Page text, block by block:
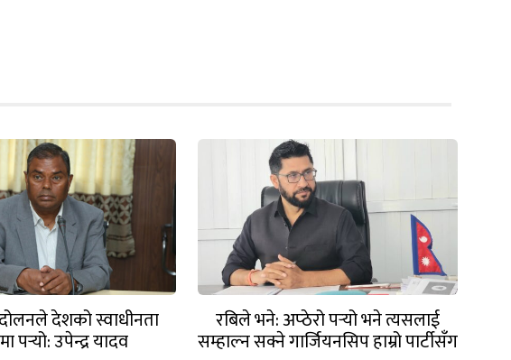
देशको स्वाधीनता
पर्‍यो: उपेन्द्र यादव
रबिले भने: अप्ठेरो पर्‍यो भने त्यसलाई
सम्हाल्न सक्ने गार्जियनसिप हाम्रो पार्टीसँग